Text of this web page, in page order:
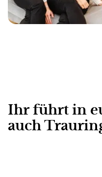
Ihr führt in
auch